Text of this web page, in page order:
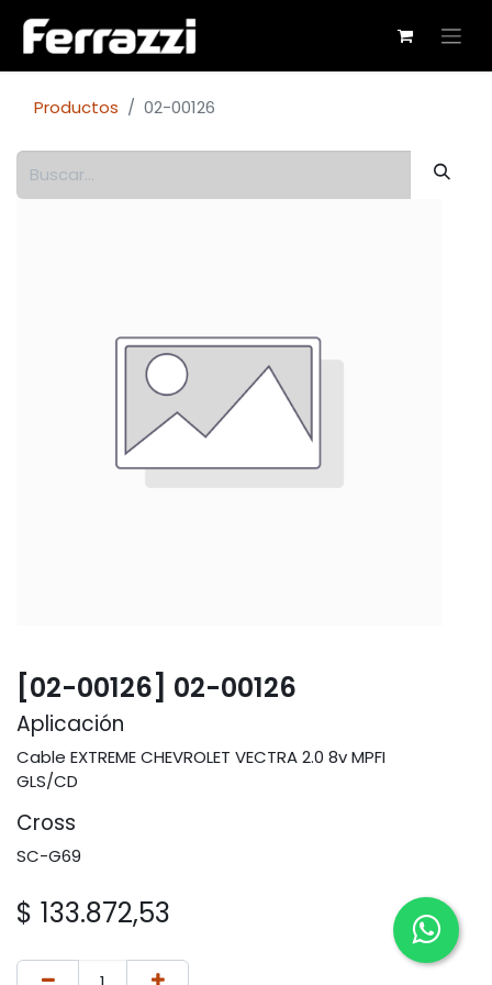
Productos 02-00126
[02-00126] 02-00126
Aplicación
Cable EXTREME CHEVROLET VECTRA 2.0 8v MPFI
GLS/CD
Cross
SC-G69
$ 133.872,53